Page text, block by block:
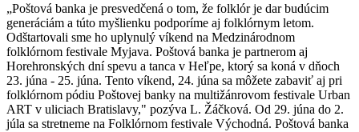
„Poštová banka je presvedčená o tom, že folklór je dar budúcim
generáciám a túto myšlienku podporíme aj folklórnym letom.
Odštartovali sme ho uplynulý víkend na Medzinárodnom
folklórnom festivale Myjava. Poštová banka je partnerom aj
Horehronských dní spevu a tanca v Heľpe, ktorý sa koná v dňoch
23. júna - 25. júna. Tento víkend, 24. júna sa môžete zabaviť aj pri
folklórnom pódiu Poštovej banky na multižánrovom festivale Urban
ART v uliciach Bratislavy," pozýva L. Žáčková. Od 29. júna do 2.
júla sa stretneme na Folklórnom festivale Východná. Poštová banka